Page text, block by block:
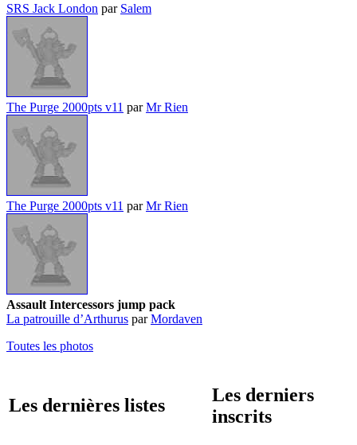
SRS Jack London par Salem
The Purge 2000pts v11 parMr Rien
The Purge 2000pts v11 parMr Rien
Assault Intercessors jump pack
La patrouille d’Arthurus parMordaven
Toutes les photos
Les dernières listes
Les derniers
inscrits